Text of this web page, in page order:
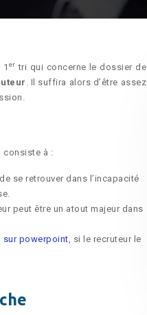
1 er tri qui concerne le dossier de
. Il suffira alors d’être assez
consiste à :
se retrouver dans l’incapacité
peut être un atout majeur dans
sur powerpoint, si le recruteur le